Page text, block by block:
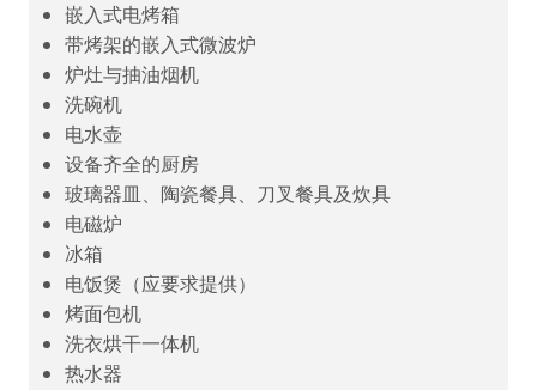
嵌入式电烤箱
带烤架的嵌入式微波炉
炉灶与抽油烟机
洗碗机
电水壶
设备齐全的厨房
玻璃器皿、陶瓷餐具、刀叉餐具及炊具
电磁炉
冰箱
电饭煲（应要求提供）
烤面包机
洗衣烘干一体机
热水器